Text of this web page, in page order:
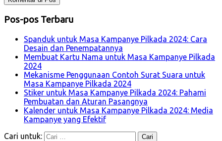
Pos-pos Terbaru
Spanduk untuk Masa Kampanye Pilkada 2024: Cara
Desain dan Penempatannya
Membuat Kartu Nama untuk Masa Kampanye Pilkada
2024
Mekanisme Penggunaan Contoh Surat Suara untuk
Masa Kampanye Pilkada 2024
Stiker untuk Masa Kampanye Pilkada 2024: Pahami
Pembuatan dan Aturan Pasangnya
Kalender untuk Masa Kampanye Pilkada 2024: Media
Kampanye yang Efektif
Cari untuk: